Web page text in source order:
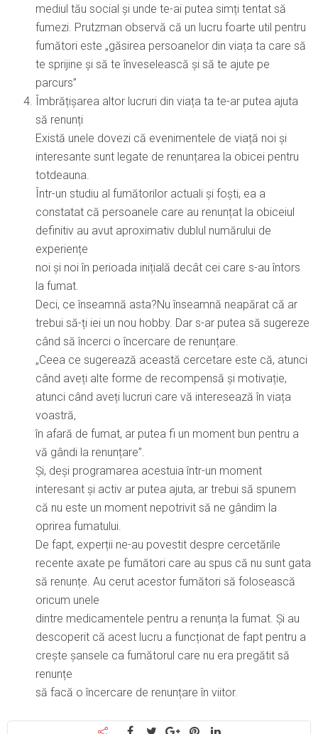
mediul tău social și unde te-ai putea simți tentat să
fumezi. Prutzman observă că un lucru foarte util pentru
fumători este „găsirea persoanelor din viața ta care să
te sprijine și să te înveselească și să te ajute pe
parcurs”
Îmbrățișarea altor lucruri din viața ta te-ar putea ajuta
să renunți
Există unele dovezi că evenimentele de viață noi și
interesante sunt legate de renunțarea la obicei pentru
totdeauna.
Într-un studiu al fumătorilor actuali și foști, ea a
constatat că persoanele care au renunțat la obiceiul
definitiv au avut aproximativ dublul numărului de
experiențe
noi și noi în perioada inițială decât cei care s-au întors
la fumat.
Deci, ce înseamnă asta?Nu înseamnă neapărat că ar
trebui să-ți iei un nou hobby. Dar s-ar putea să sugereze
când să încerci o încercare de renunțare.
„Ceea ce sugerează această cercetare este că, atunci
când aveți alte forme de recompensă și motivație,
atunci când aveți lucruri care vă interesează în viața
voastră,
în afară de fumat, ar putea fi un moment bun pentru a
vă gândi la renunțare”.
Și, deși programarea acestuia într-un moment
interesant și activ ar putea ajuta, ar trebui să spunem
că nu este un moment nepotrivit să ne gândim la
oprirea fumatului.
De fapt, experții ne-au povestit despre cercetările
recente axate pe fumători care au spus că nu sunt gata
să renunțe. Au cerut acestor fumători să folosească
oricum unele
dintre medicamentele pentru a renunța la fumat. Și au
descoperit că acest lucru a funcționat de fapt pentru a
crește șansele ca fumătorul care nu era pregătit să
renunțe
să facă o încercare de renunțare în viitor.